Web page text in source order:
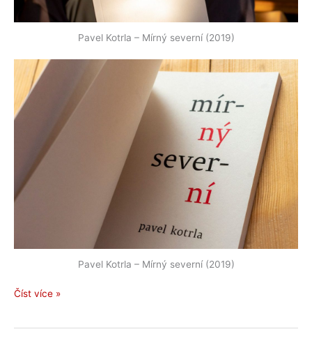
Pavel Kotrla – Mírný severní (2019)
Pavel Kotrla – Mírný severní (2019)
Mírný
Číst více »